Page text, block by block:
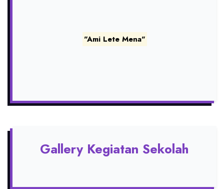
"Ami Lete Mena"
Gallery Kegiatan Sekolah